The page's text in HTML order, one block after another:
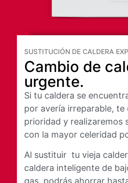
SUSTITUCIÓN DE CALDERA
Cambio de
urgente.
Si tu caldera se
por avería irreparable, te
prioridad y realizaremos
con la mayor celeridad
Al sustituir tu vieja
caldera inteligente de
gas, podrás ahorrar